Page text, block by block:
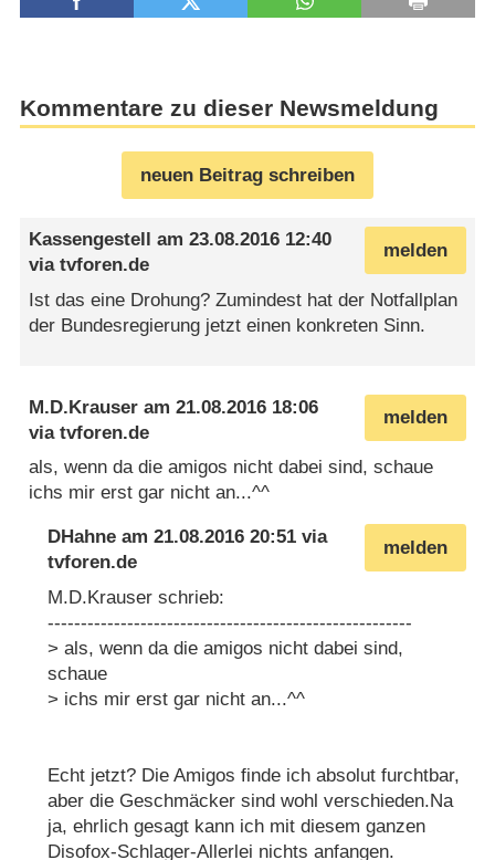
Kommentare zu dieser Newsmeldung
neuen Beitrag schreiben
melden
Kassengestell am23.08.2016 12:40
viatvforen.de
Ist das eine Drohung? Zumindest hat der Notfallplan
der Bundesregierung jetzt einen konkreten Sinn.
melden
M.D.Krauser am21.08.2016 18:06
viatvforen.de
als, wenn da die amigos nicht dabei sind, schaue
ichs mir erst gar nicht an...^^
melden
DHahne am21.08.2016 20:51 via
tvforen.de
M.D.Krauser schrieb:
-------------------------------------------------------
> als, wenn da die amigos nicht dabei sind,
schaue
> ichs mir erst gar nicht an...^^
Echt jetzt? Die Amigos finde ich absolut furchtbar,
aber die Geschmäcker sind wohl verschieden.Na
ja, ehrlich gesagt kann ich mit diesem ganzen
Disofox-Schlager-Allerlei nichts anfangen.